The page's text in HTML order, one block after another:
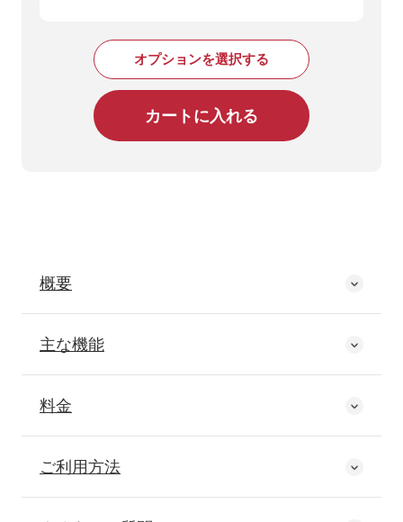
オプションを選択する
概要
主な機能
料金
ご利用方法